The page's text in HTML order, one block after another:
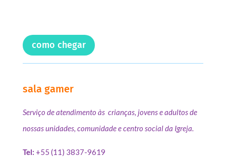
como chegar
sala gamer
Serviço de atendimento às crianças, jovens e adultos de
nossas unidades, comunidade e centro social da Igreja.
Tel: +55 (11) 3837-9619